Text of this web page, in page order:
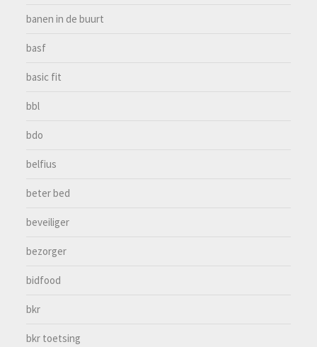
banen in de buurt
basf
basic fit
bbl
bdo
belfius
beter bed
beveiliger
bezorger
bidfood
bkr
bkr toetsing